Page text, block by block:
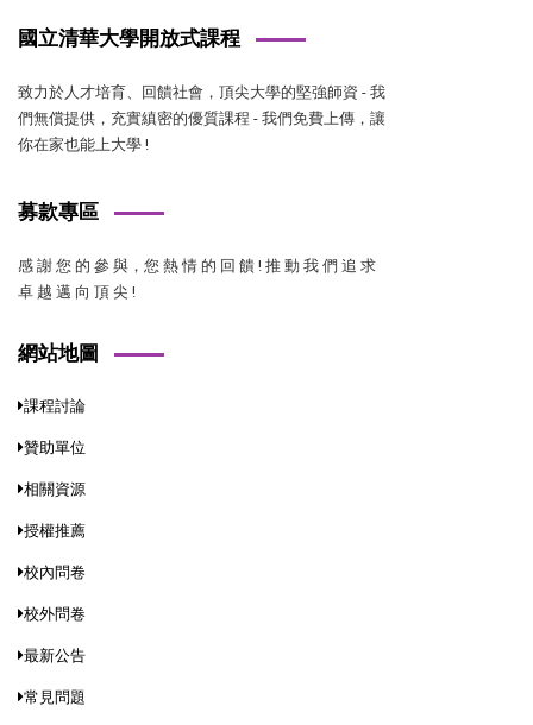
國立清華大學開放式課程
致力於人才培育、回饋社會，頂尖大學的堅強師資 - 我
們無償提供，充實縝密的優質課程 - 我們免費上傳，讓
你在家也能上大學 !
募款專區
感 謝 您 的 參 與，您 熱 情 的 回 饋 ! 推 動 我 們 追 求
卓 越 邁 向 頂 尖 !
網站地圖
課程討論
贊助單位
相關資源
授權推薦
校內問卷
校外問卷
最新公告
常見問題